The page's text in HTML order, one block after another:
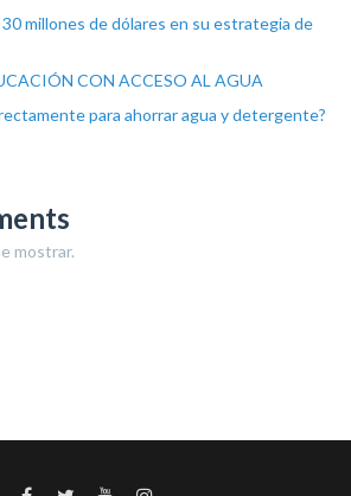
millones de dólares en su estrategia de
CON ACCESO AL AGUA
para ahorrar agua y detergente?
mostrar.